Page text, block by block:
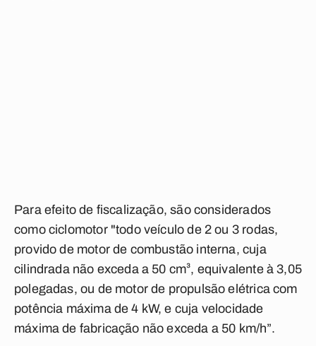
Para efeito de fiscalização, são considerados
como ciclomotor "todo veículo de 2 ou 3 rodas,
provido de motor de combustão interna, cuja
cilindrada não exceda a 50 cm³, equivalente à 3,05
polegadas, ou de motor de propulsão elétrica com
potência máxima de 4 kW, e cuja velocidade
máxima de fabricação não exceda a 50 km/h”.